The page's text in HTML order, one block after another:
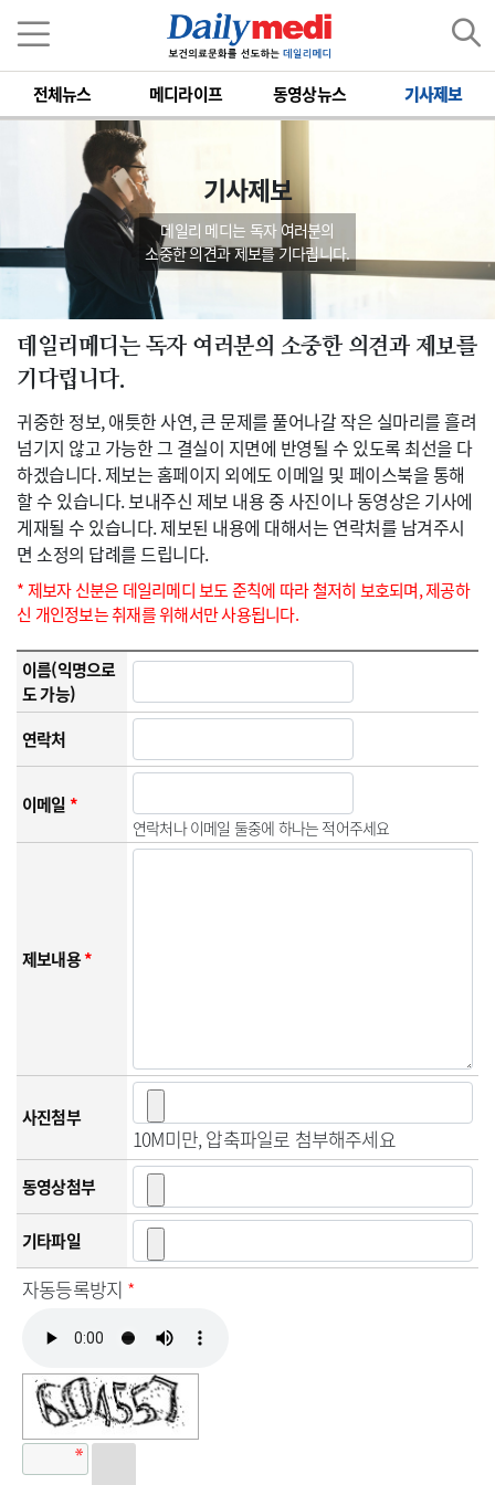
전체뉴스 메디라이프 동영상뉴스 기사제보
기사제보
데일리 메디는 독자 여러분의
소중한 의견과 제보를 기다립니다.
데일리메디는 독자 여러분의 소중한 의견과 제보를
기다립니다.
귀중한 정보, 애틋한 사연, 큰 문제를 풀어나갈 작은 실마리를 흘려
넘기지 않고 가능한 그 결실이 지면에 반영될 수 있도록 최선을 다
하겠습니다. 제보는 홈페이지 외에도 이메일 및 페이스북을 통해
할 수 있습니다. 보내주신 제보 내용 중 사진이나 동영상은 기사에
게재될 수 있습니다. 제보된 내용에 대해서는 연락처를 남겨주시
면 소정의 답례를 드립니다.
* 제보자 신분은 데일리메디 보도 준칙에 따라 철저히 보호되며, 제공하
신 개인정보는 취재를 위해서만 사용됩니다.
이름(익명으로
도 가능)
연락처
이메일*
연락처나 이메일 둘중에 하나는 적어주세요
제보내용*
사진첨부
10M미만, 압축파일로 첨부해주세요
동영상첨부
기타파일
자동등록방지 *